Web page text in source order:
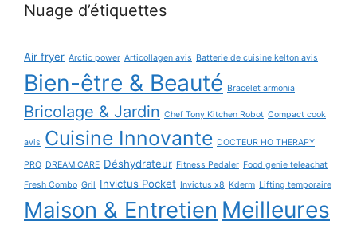
Nuage d’étiquettes
Air fryer Arctic power Articollagen avis Batterie de cuisine kelton avis
Bien-être & Beauté Bracelet armonia
Bricolage & Jardin Chef Tony Kitchen Robot Compact cook
avis Cuisine Innovante DOCTEUR HO THERAPY
PRO DREAM CARE Déshydrateur Fitness Pedaler Food genie teleachat
Fresh Combo Gril Invictus Pocket Invictus x8 Kderm Lifting temporaire
Maison & Entretien Meilleures